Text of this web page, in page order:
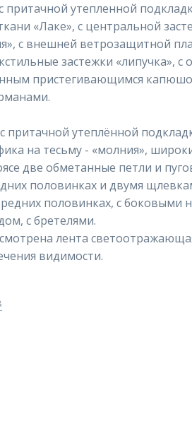
притачной утепленной
«Лаке», с центральной
с внешней ветрозащитной
застежки «липучка»,
пристегивающимся
притачной утеплённой
на тесьму - «молния»,
две обметанные петли и
половинках и двумя
половинках, с боковыми
с бретелями.
лента
видимости.